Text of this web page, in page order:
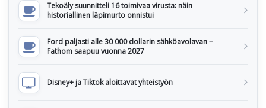
Tekoäly suunnitteli 16 toimivaa virusta: näin
historiallinen läpimurto onnistui
Ford paljasti alle 30 000 dollarin sähköavolavan –
Fathom saapuu vuonna 2027
Disney+ ja Tiktok aloittavat yhteistyön